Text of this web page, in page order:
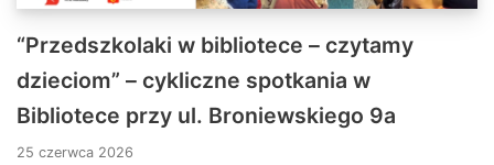
“Przedszkolaki w bibliotece – czytamy
dzieciom” – cykliczne spotkania w
Bibliotece przy ul. Broniewskiego 9a
25 czerwca 2026